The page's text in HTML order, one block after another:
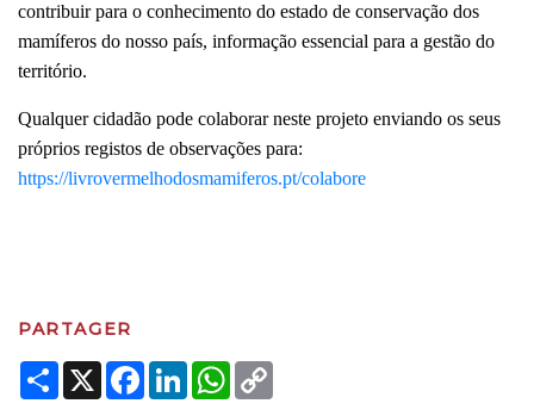
contribuir para o conhecimento do estado de conservação dos
mamíferos do nosso país, informação essencial para a gestão do
território.
Qualquer cidadão pode colaborar neste projeto enviando os seus
próprios registos de observações para:
https://livrovermelhodosmamiferos.pt/colabore
PARTAGER
Share
X Facebook
LinkedInWhatsApp